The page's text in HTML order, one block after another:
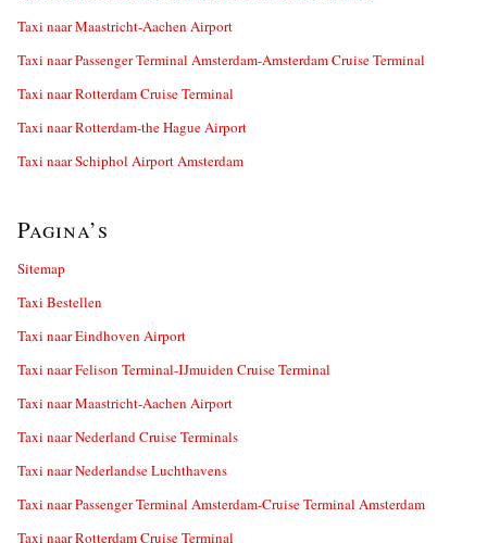
Taxi naar Maastricht-Aachen Airport
Taxi naar Passenger Terminal Amsterdam-Amsterdam Cruise Terminal
Taxi naar Rotterdam Cruise Terminal
Taxi naar Rotterdam-the Hague Airport
Taxi naar Schiphol Airport Amsterdam
Pagina’s
Sitemap
Taxi Bestellen
Taxi naar Eindhoven Airport
Taxi naar Felison Terminal-IJmuiden Cruise Terminal
Taxi naar Maastricht-Aachen Airport
Taxi naar Nederland Cruise Terminals
Taxi naar Nederlandse Luchthavens
Taxi naar Passenger Terminal Amsterdam-Cruise Terminal Amsterdam
Taxi naar Rotterdam Cruise Terminal